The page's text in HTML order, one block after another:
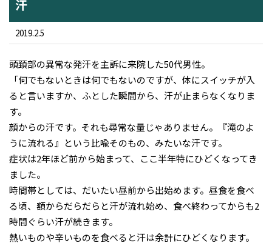
汗
2019.2.5
頭頚部の異常な発汗を主訴に来院した50代男性。
「何でもないときは何でもないのですが、体にスイッチが入
ると言いますか、ふとした瞬間から、汗が止まらなくなりま
す。
顔からの汗です。それも尋常な量じゃありません。『滝のよ
うに流れる』という比喩そのもの、みたいな汗です。
症状は2年ほど前から始まって、ここ半年特にひどくなってき
ました。
時間帯としては、だいたい昼前から出始めます。昼食を食べ
る頃、額からだらだらと汗が流れ始め、食べ終わってからも2
時間ぐらい汗が続きます。
熱いものや辛いものを食べると汗は余計にひどくなります。